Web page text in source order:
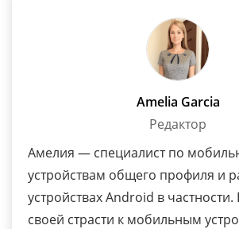
Amelia Garcia
Редактор
Амелия — специалист по
устройствам общего профиля и
устройствах Android в частности.
своей страсти к мобильным